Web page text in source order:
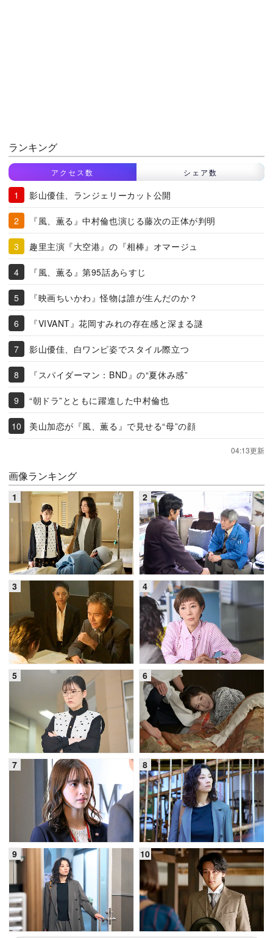
ランキング
アクセス数 シェア数
影山優佳、ランジェリーカット公開
『風、薫る』中村倫也演じる藤次の正体が判明
趣里主演『大空港』の『相棒』オマージュ
『風、薫る』第95話あらすじ
『映画ちいかわ』怪物は誰が生んだのか？
『VIVANT』花岡すみれの存在感と深まる謎
影山優佳、白ワンピ姿でスタイル際立つ
『スパイダーマン：BND』の“夏休み感”
“朝ドラ”とともに躍進した中村倫也
美山加恋が『風、薫る』で見せる“母”の顔
04:13更新
画像ランキング